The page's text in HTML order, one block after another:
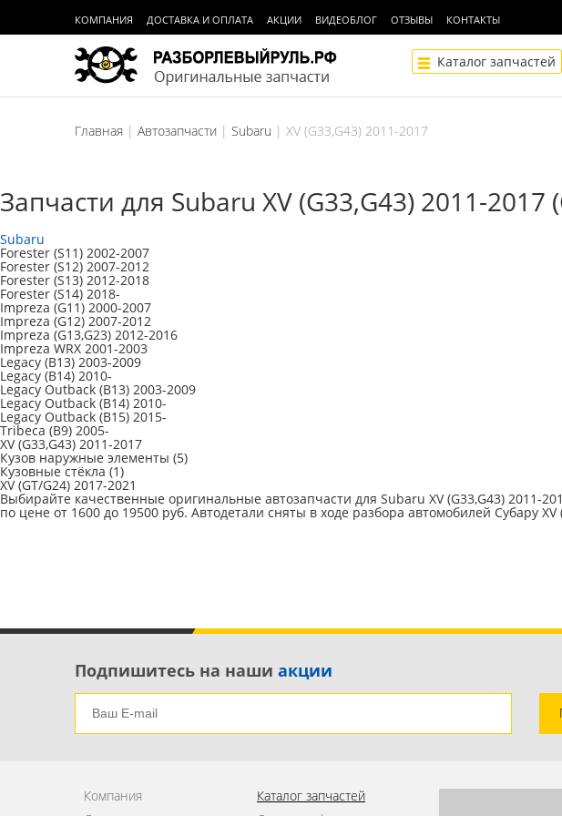
КОМПАНИЯ ДОСТАВКА И ОПЛАТА АКЦИИ ВИДЕОБЛОГ ОТЗЫВЫ КОНТАКТЫ
Каталог запчастей
Главная Автозапчасти Subaru XV (G33,G43) 2011-2017
Запчасти для Subaru XV (G33,G43) 2011-2017
Subaru
Forester (S11) 2002-2007
Forester (S12) 2007-2012
Forester (S13) 2012-2018
Forester (S14) 2018-
Impreza (G11) 2000-2007
Impreza (G12) 2007-2012
Impreza (G13,G23) 2012-2016
Impreza WRX 2001-2003
Legacy (B13) 2003-2009
Legacy (B14) 2010-
Legacy Outback (B13) 2003-2009
Legacy Outback (B14) 2010-
Legacy Outback (B15) 2015-
Tribeca (B9) 2005-
XV (G33,G43) 2011-2017
Кузов наружные элементы (5)
Кузовные стёкла (1)
XV (GT/G24) 2017-2021
Выбирайте качественные оригинальные автозапчасти для Subaru XV (G33,G43) 2011-
по цене от 1600 до 19500 руб. Автодетали сняты в ходе разбора автомобилей Субару
Подпишитесь на наши акции
Компания
Каталог запчастей